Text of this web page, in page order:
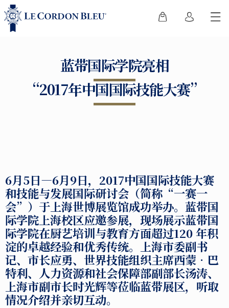
蓝带国际学院亮相
“2017年中国国际技能大赛”
6月5日—6月9日， 2017中国国际技能大赛
和技能与发展国际研讨会（简称 “一赛一
会” ）于上海世博展览馆成功举办。蓝带国
际学院上海校区应邀参展，现场展示蓝带国
际学院在厨艺培训与教育方面超过120年积
淀的卓越经验和优秀传统。上海市委副书
记、市长应勇、世界技能组织主席西蒙•巴
特利、人力资源和社会保障部副部长汤涛、
上海市副市长时光辉等莅临蓝带展区，听取
情况介绍并亲切互动。